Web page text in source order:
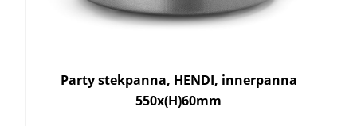
Party stekpanna, HENDI, innerpanna
550x(H)60mm